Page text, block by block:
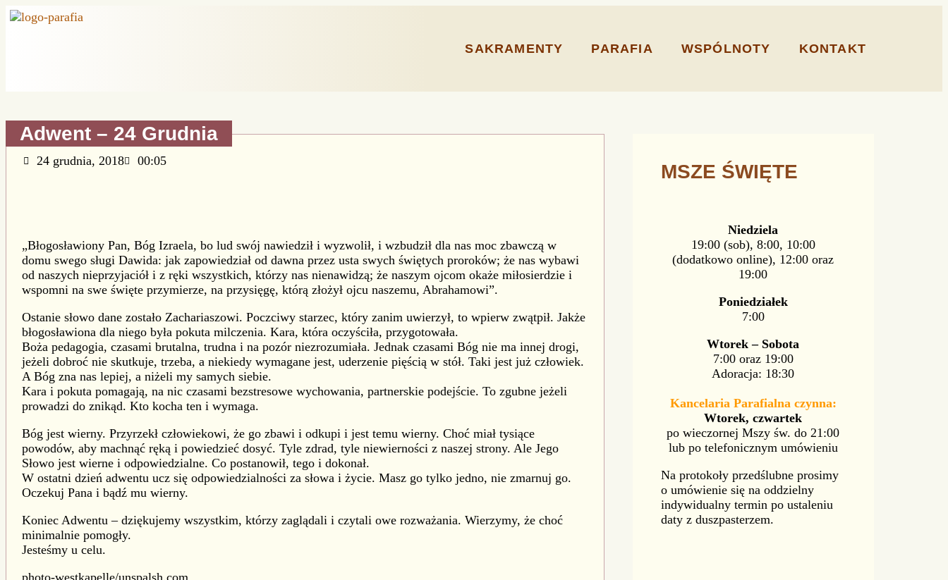
SAKRAMENTY PARAFIA WSPÓLNOTY KONTAKT
Adwent – 24 Grudnia
24 grudnia, 2018 00:05
„Błogosławiony Pan, Bóg Izraela, bo lud swój nawiedził i wyzwolił, i wzbudził dla nas moc zbawczą w
domu swego sługi Dawida: jak zapowiedział od dawna przez usta swych świętych proroków; że nas wybawi
od naszych nieprzyjaciół i z ręki wszystkich, którzy nas nienawidzą; że naszym ojcom okaże miłosierdzie i
wspomni na swe święte przymierze, na przysięgę, którą złożył ojcu naszemu, Abrahamowi”.
Ostanie słowo dane zostało Zachariaszowi. Poczciwy starzec, który zanim uwierzył, to wpierw zwątpił. Jakże
błogosławiona dla niego była pokuta milczenia. Kara, która oczyściła, przygotowała.
Boża pedagogia, czasami brutalna, trudna i na pozór niezrozumiała. Jednak czasami Bóg nie ma innej drogi,
jeżeli dobroć nie skutkuje, trzeba, a niekiedy wymagane jest, uderzenie pięścią w stół. Taki jest już człowiek.
A Bóg zna nas lepiej, a niżeli my samych siebie.
Kara i pokuta pomagają, na nic czasami bezstresowe wychowania, partnerskie podejście. To zgubne jeżeli
prowadzi do znikąd. Kto kocha ten i wymaga.
Bóg jest wierny. Przyrzekł człowiekowi, że go zbawi i odkupi i jest temu wierny. Choć miał tysiące
powodów, aby machnąć ręką i powiedzieć dosyć. Tyle zdrad, tyle niewierności z naszej strony. Ale Jego
Słowo jest wierne i odpowiedzialne. Co postanowił, tego i dokonał.
W ostatni dzień adwentu ucz się odpowiedzialności za słowa i życie. Masz go tylko jedno, nie zmarnuj go.
Oczekuj Pana i bądź mu wierny.
Koniec Adwentu – dziękujemy wszystkim, którzy zaglądali i czytali owe rozważania. Wierzymy, że choć
minimalnie pomogły.
Jesteśmy u celu.
photo-westkapelle/unspalsh.com
MSZE ŚWIĘTE
Niedziela
19:00 (sob), 8:00, 10:00
(dodatkowo online), 12:00 oraz
19:00
Poniedziałek
7:00
Wtorek – Sobota
7:00 oraz 19:00
Adoracja: 18:30
Kancelaria Parafialna czynna:
Wtorek, czwartek
po wieczornej Mszy św. do 21:00
lub po telefonicznym umówieniu
Na protokoły przedślubne prosimy
o umówienie się na oddzielny
indywidualny termin po ustaleniu
daty z duszpasterzem.